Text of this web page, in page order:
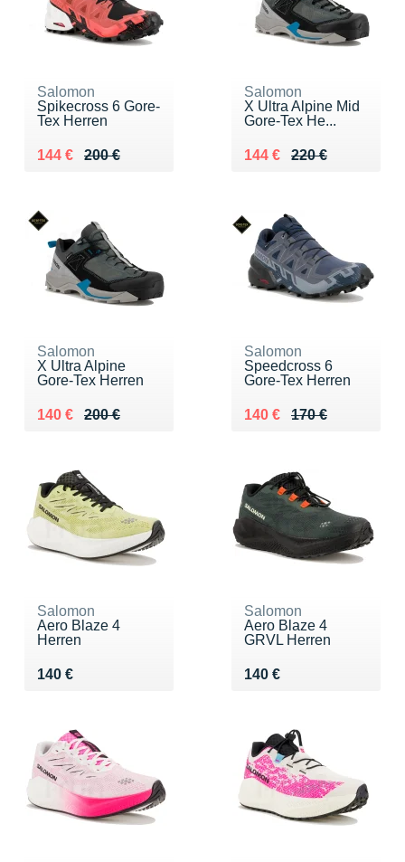
Salomon
Spikecross 6 Gore-
Tex Herren
200 €
Au lieu de 200 €
144 €
Vendu 144 €
Salomon
X Ultra Alpine Mid
Gore-Tex He...
220 €
Au lieu de 220 €
144 €
Vendu 144 €
Salomon
X Ultra Alpine
Gore-Tex Herren
200 €
Au lieu de 200 €
140 €
Vendu 140 €
Salomon
Speedcross 6
Gore-Tex Herren
170 €
Au lieu de 170 €
140 €
Vendu 140 €
Salomon
Aero Blaze 4
Herren
140 €
Vendu 140 €
Salomon
Aero Blaze 4
GRVL Herren
140 €
Vendu 140 €